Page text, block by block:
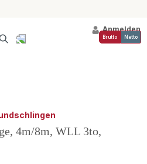
Anmelden
Brutto Netto
4m/8m, WLL 3to,